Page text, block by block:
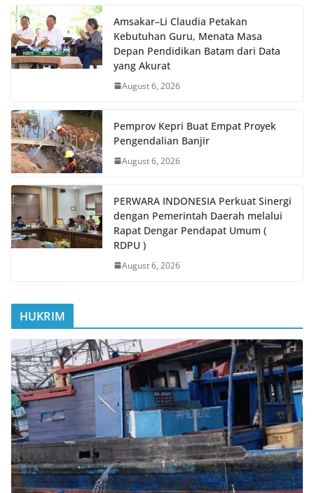
Amsakar–Li Claudia Petakan
Kebutuhan Guru, Menata Masa
Depan Pendidikan Batam dari Data
yang Akurat
August 6, 2026
Pemprov Kepri Buat Empat Proyek
Pengendalian Banjir
August 6, 2026
PERWARA INDONESIA Perkuat Sinergi
dengan Pemerintah Daerah melalui
Rapat Dengar Pendapat Umum (
RDPU )
August 6, 2026
HUKRIM